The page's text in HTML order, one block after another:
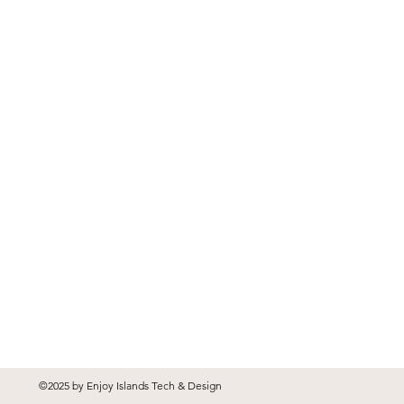
©2025 by Enjoy Islands Tech & Design